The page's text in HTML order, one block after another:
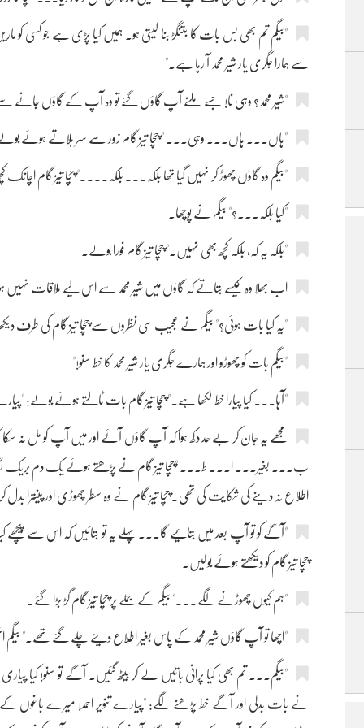
"بیگم تم بھی بس بات کا بتنگڑ بنا لیتی ہو۔ ہمیں کیا پڑی ہے جو کسی کو
سے ہمارا جگری یار شیر محمد آ رہا ہے۔"
"شیر محمد؟ وہی نا! جسے ملنے آپ گاؤں گئے تو وہ آپ کے گاؤں جانے سے
"ہاں۔۔۔ ہاں۔۔۔ وہی۔۔۔ " چچا تیز گام زور سے سر ہلاتے ہوئے
"بیگم وہ گاؤں چھوڑ کر نہیں گیا تھا بلکہ۔۔۔ بلکہ۔۔۔۔" چچا تیز گام اچانک
"کیا بلکہ۔۔۔؟" بیگم نے پوچھا۔
"بلکہ یہ کہ، بلکہ کچھ بھی نہیں۔" چچا تیز گام فورا بولے۔
اب بھلا وہ کیسے بتاتے کہ گاؤں میں شیر محمد سے اس لیے ملاقات نہیں
"یہ کیا بات ہوئی؟" بیگم نے عجیب سی نظروں سے چچا تیز گام کی طرف
"بیگم بات کو چھوڑو اور ہمارے جگری یار شیر محمد کا خط سنو!"
"آہا۔۔۔ کیا پیارا خط لکھا ہے۔" چچا تیز گام بات ٹالتے ہوئے بولے:
مجھے یہ جان کر بے حد دکھ ہوا کہ آپ گاؤں آئے اور میں آپ کو مل نہ
ب۔۔۔ بغیر۔۔۔ ا۔۔۔ ط۔۔۔ "چچا تیز گام نے پڑھتے ہوئے یک دم بریک
اطلاع نہ دینے کی شکایت کی تھی۔ چچا تیز گام نے وہ سطر چھوڑی اور پینترا
"آگے کو تو آپ بعد میں بتائیے گا۔۔۔ پہلے یہ تو بتائیں کہ اس سے
چچا تیز گام کو دیکھتے ہوئے بولیں۔
"ہم کیوں چھوڑنے لگے۔۔۔" بیگم کے جملے پر چچا تیز گام گڑ بڑا گئے۔
"اچھا تو آپ گاؤں شیر محمد کے پاس بغیر اطلاع دیئے چلے گئے تھے۔"
"بیگم۔۔۔ تم بھی کیا پرانی باتیں لے کر بیٹھ گئیں۔ آگے تو سنو! کیا
نے بات بدلی اور آگے خط پڑھنے لگے: "پیارے تنویر احمد! میرے